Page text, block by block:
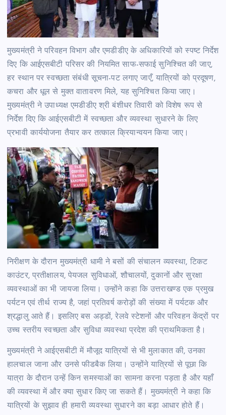
मुख्यमंत्री ने परिवहन विभाग और एमडीडीए के अधिकारियों को स्पष्ट निर्देश
दिए कि आईएसबीटी परिसर की नियमित साफ-सफाई सुनिश्चित की जाए,
हर स्थान पर स्वच्छता संबंधी सूचना-पट लगाए जाएँ, यात्रियों को प्रदूषण,
कचरा और धूल से मुक्त वातावरण मिले, यह सुनिश्चित किया जाए।
मुख्यमंत्री ने उपाध्यक्ष एमडीडीए श्री बंशीधर तिवारी को विशेष रूप से
निर्देश दिए कि आईएसबीटी में स्वच्छता और व्यवस्था सुधारने के लिए
प्रभावी कार्ययोजना तैयार कर तत्काल क्रियान्वयन किया जाए।
निरीक्षण के दौरान मुख्यमंत्री धामी ने बसों की संचालन व्यवस्था, टिकट
काउंटर, प्रतीक्षालय, पेयजल सुविधाओं, शौचालयों, दुकानों और सुरक्षा
व्यवस्थाओं का भी जायजा लिया। उन्होंने कहा कि उत्तराखण्ड एक प्रमुख
पर्यटन एवं तीर्थ राज्य है, जहां प्रतिवर्ष करोड़ों की संख्या में पर्यटक और
श्रद्धालु आते हैं। इसलिए बस अड्डों, रेलवे स्टेशनों और परिवहन केंद्रों पर
उच्च स्तरीय स्वच्छता और सुविधा व्यवस्था प्रदेश की प्राथमिकता है।
मुख्यमंत्री ने आईएसबीटी में मौजूद यात्रियों से भी मुलाकात की, उनका
हालचाल जाना और उनसे फीडबैक लिया। उन्होंने यात्रियों से पूछा कि
यात्रा के दौरान उन्हें किन समस्याओं का सामना करना पड़ता है और यहाँ
की व्यवस्था में और क्या सुधार किए जा सकते हैं। मुख्यमंत्री ने कहा कि
यात्रियों के सुझाव ही हमारी व्यवस्था सुधारने का बड़ा आधार होते हैं।